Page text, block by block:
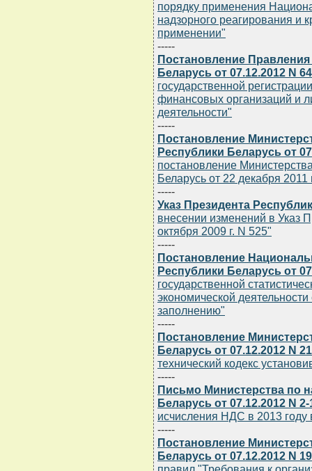
порядку применения
надзорного реагирования и
применении"
-----
Постановление
Беларусь от 07.12.2012 N
государственной
финансовых организаций и
деятельности"
-----
Постановление
Республики Беларусь от
постановление
Беларусь от 22 декабря 2011
-----
Указ Президента
внесении изменений в Указ
октября 2009 г. N 525"
-----
Постановление
Республики Беларусь от
государственной
экономической
заполнению"
-----
Постановление
Беларусь от 07.12.2012 N 21
технический кодекс
-----
Письмо Министерства по
Беларусь от 07.12.2012 N 2-
исчисления НДС в 2013
-----
Постановление
Беларусь от 07.12.2012 N